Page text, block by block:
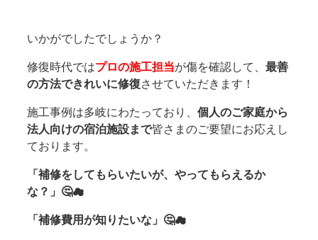
いかがでしたでしょうか？
修復時代ではプロの施工担当が傷を確認して、最善
の方法できれいに修復させていただきます！
施工事例は多岐にわたっており、個人のご家庭から
法人向けの宿泊施設まで皆さまのご要望にお応えし
ております。
「補修をしてもらいたいが、やってもらえるか
な？」🤔☁
「補修費用が知りたいな」🤔☁